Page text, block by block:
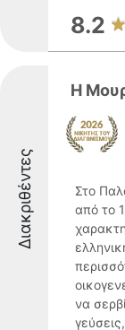
8.2
Διακριθέντες
Η
Στο
από το
να